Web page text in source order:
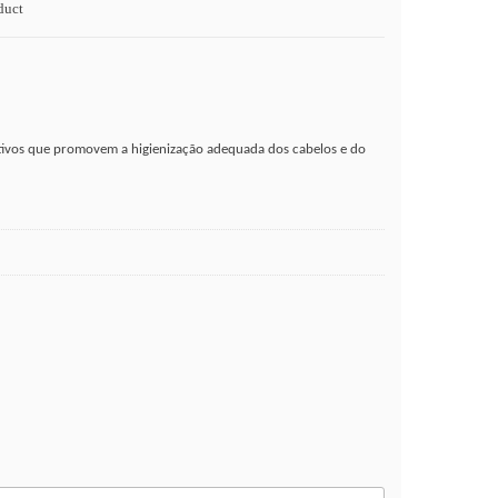
que promovem a higienização adequada dos cabelos e do